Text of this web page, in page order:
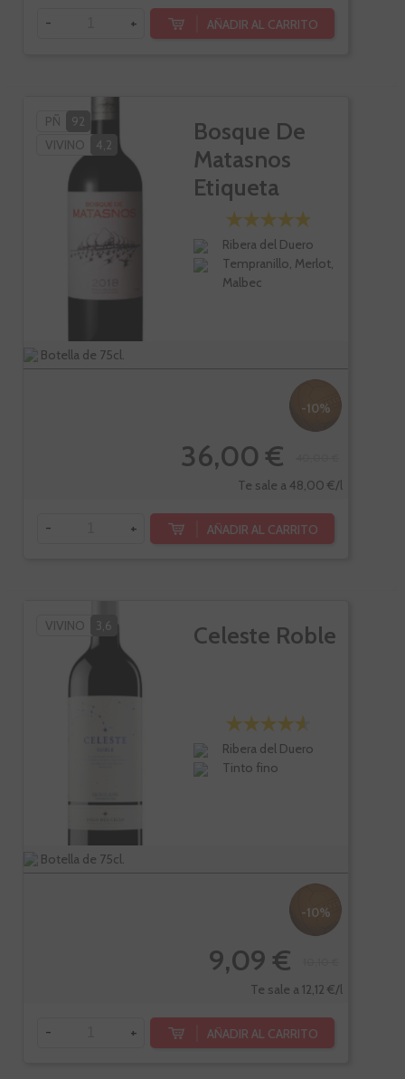
- + AÑADIR AL CARRITO
PÑ
92
VIVINO
4,2
Bosque De
Matasnos
Etiqueta
Blanca
Ribera del Duero
Tempranillo, Merlot,
Malbec
Botella de 75cl.
-10%
36,00 €
Te sale a 48,00 €/l
- + AÑADIR AL CARRITO
VIVINO 3,6 Celeste Roble
Ribera del Duero
Tinto fino
Botella de 75cl.
-10%
9,09 €
Te sale a 12,12 €/l
- + AÑADIR AL CARRITO